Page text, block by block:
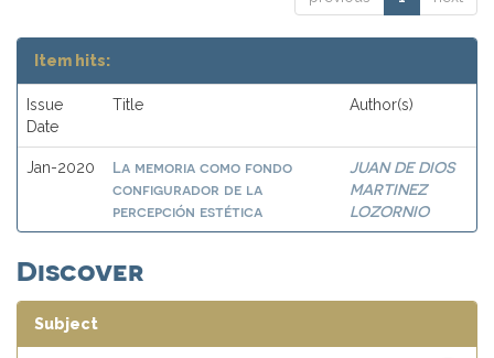
Item hits:
Issue
Date
Title Author(s)
Jan-2020
La memoria como fondo
configurador de la
percepción estética
JUAN DE DIOS
MARTINEZ
LOZORNIO
Discover
Subject